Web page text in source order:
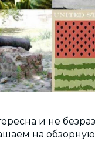
и не
на